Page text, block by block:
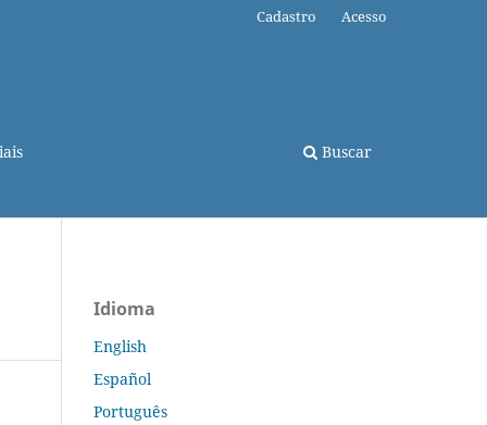
Buscar
Cadastro Acesso
Idioma
English
Español
Português